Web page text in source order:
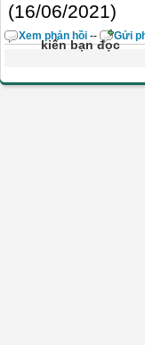
(16/06/2021)
kiến bạn đọc
Xem phản hồi -- Gửi